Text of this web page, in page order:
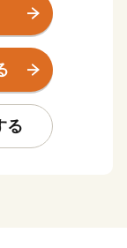
代、要衝の地
存地区に選
る「ツルと
る